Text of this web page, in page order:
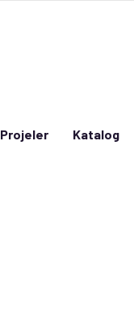
Projeler Katalog